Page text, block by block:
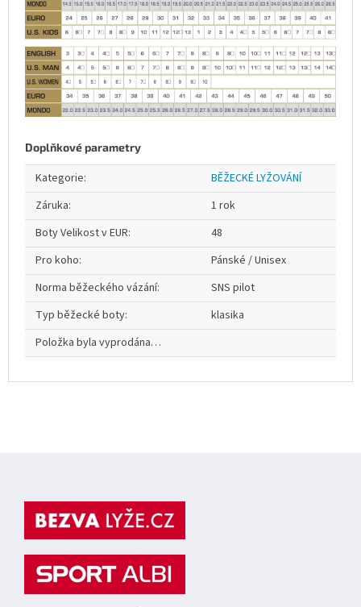
Doplňkové parametry
Kategorie:
BĚŽECKÉ LYŽOVÁNÍ
Záruka:
1 rok
Boty Velikost v EUR:
48
Pro koho:
Pánské / Unisex
Norma běžeckého vázání:
SNS pilot
Typ běžecké boty:
klasika
Položka byla vyprodána…